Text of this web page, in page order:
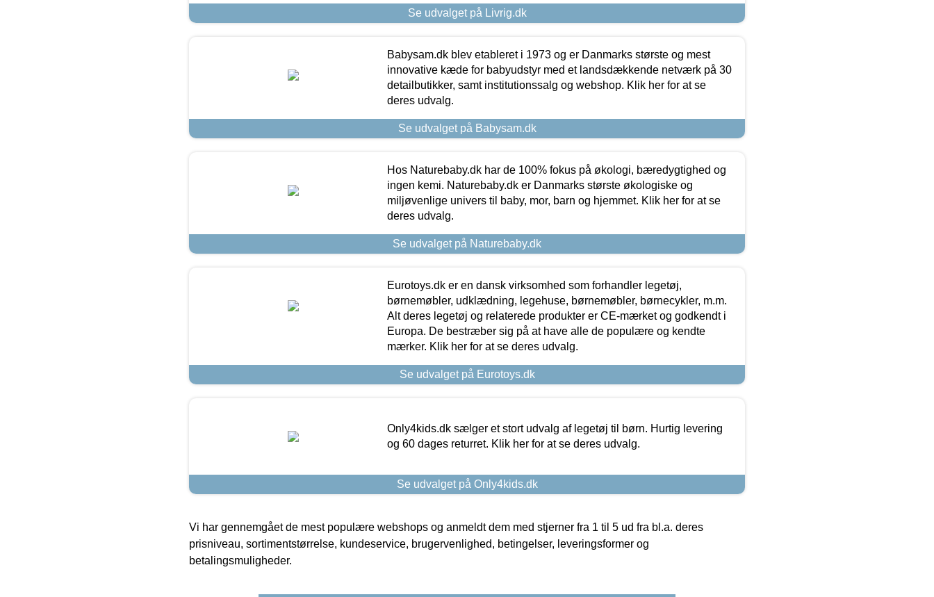
Se udvalget på Livrig.dk
Babysam.dk blev etableret i 1973 og er Danmarks største og mest
innovative kæde for babyudstyr med et landsdækkende netværk på 30
detailbutikker, samt institutionssalg og webshop. Klik her for at se
deres udvalg.
Se udvalget på Babysam.dk
Hos Naturebaby.dk har de 100% fokus på økologi, bæredygtighed og
ingen kemi. Naturebaby.dk er Danmarks største økologiske og
miljøvenlige univers til baby, mor, barn og hjemmet. Klik her for at se
deres udvalg.
Se udvalget på Naturebaby.dk
Eurotoys.dk er en dansk virksomhed som forhandler legetøj,
børnemøbler, udklædning, legehuse, børnemøbler, børnecykler, m.m.
Alt deres legetøj og relaterede produkter er CE-mærket og godkendt i
Europa. De bestræber sig på at have alle de populære og kendte
mærker. Klik her for at se deres udvalg.
Se udvalget på Eurotoys.dk
Only4kids.dk sælger et stort udvalg af legetøj til børn. Hurtig levering
og 60 dages returret. Klik her for at se deres udvalg.
Se udvalget på Only4kids.dk
Vi har gennemgået de mest populære webshops og anmeldt dem med stjerner fra 1 til 5 ud fra bl.a. deres
prisniveau, sortimentstørrelse, kundeservice, brugervenlighed, betingelser, leveringsformer og
betalingsmuligheder.